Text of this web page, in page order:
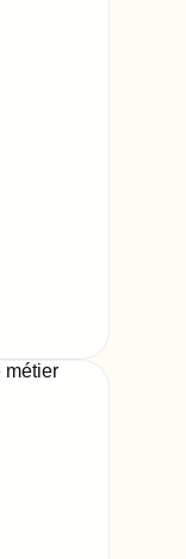
métier